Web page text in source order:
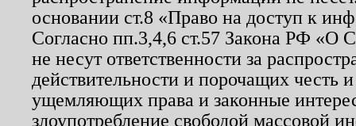
основании ст.8 «Право на доступ к
Согласно пп.3,4,6 ст.57 Закона РФ «О
не несут ответственности за
действительности и порочащих честь
ущемляющих права и законные
злоупотребление свободой массовой